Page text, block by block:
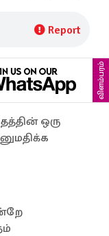
Report
விளம்பரம்
ஒரு